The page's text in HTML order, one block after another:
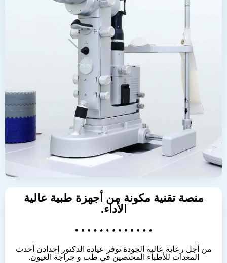
منصة تقنية مكونة من أجهزة طبية عالية
الأداء.
من أجل رعاية عالية الجودة توفر عيادة الدكتور إحدادن أحدث
المعدات للأطباء المختصين في طب و جراجة العيون.